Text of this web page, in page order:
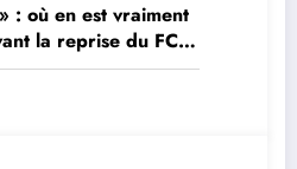
: où en est vraiment
la reprise du FC